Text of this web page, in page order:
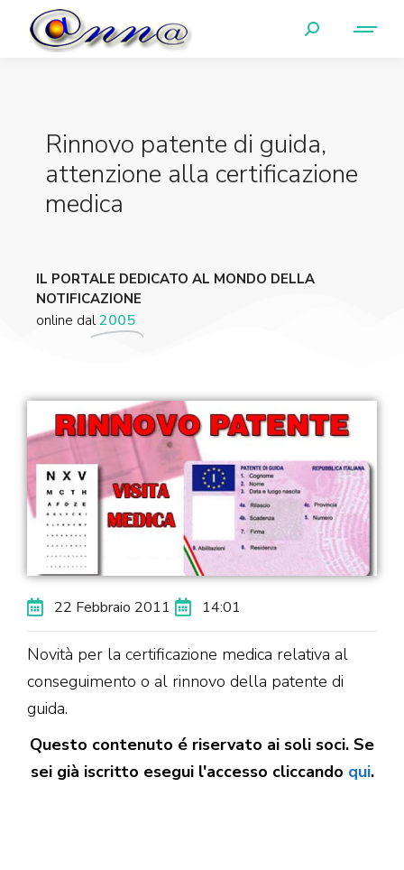
Rinnovo patente di guida,
attenzione alla certificazione
medica
IL PORTALE DEDICATO AL MONDO DELLA
NOTIFICAZIONE
online dal2005
22 Febbraio 2011 14:01
Novità per la certificazione medica relativa al
conseguimento o al rinnovo della patente di
guida.
Questo contenuto é riservato ai soli soci. Se
sei già iscritto esegui l'accesso cliccando qui.